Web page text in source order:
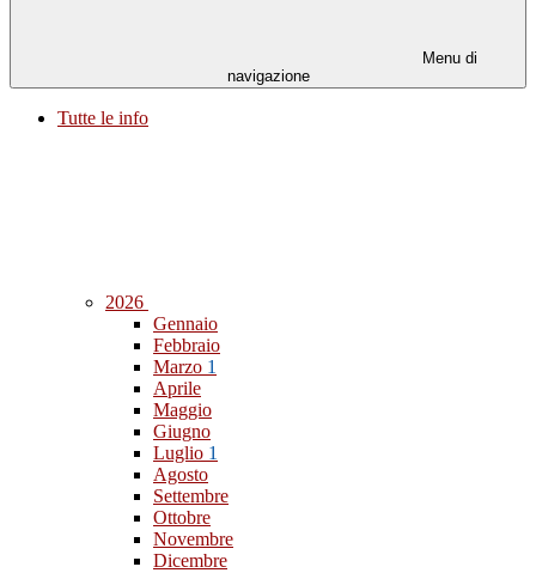
Menu di
navigazione
Tutte le info
2026
Gennaio
Febbraio
Marzo 1
Aprile
Maggio
Giugno
Luglio 1
Agosto
Settembre
Ottobre
Novembre
Dicembre